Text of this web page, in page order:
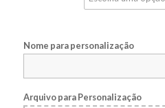
Nome para personalização
Arquivo para Personalização